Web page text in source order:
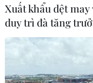
04/11/2021 11:21
Mối quan hệ giữa
đang rạn nứt nghiêm
biểu được cho là thiếu
Liban George Kordahi.
Xuất khẩu dệt may
duy trì đà tăng